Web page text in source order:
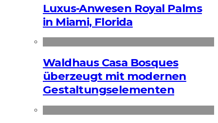
Luxus-Anwesen Royal Palms
in Miami, Florida
Waldhaus Casa Bosques
überzeugt mit modernen
Gestaltungselementen